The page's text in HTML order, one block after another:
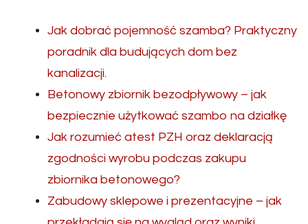
Jak dobrać pojemność szamba? Praktyczny
poradnik dla budujących dom bez
kanalizacji.
Betonowy zbiornik bezodpływowy – jak
bezpiecznie użytkować szambo na działkę
Jak rozumieć atest PZH oraz deklaracją
zgodności wyrobu podczas zakupu
zbiornika betonowego?
Zabudowy sklepowe i prezentacyjne – jak